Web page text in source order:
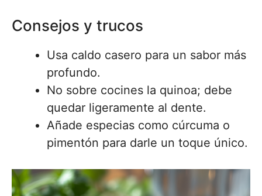
Consejos y trucos
Usa caldo casero para un sabor más
profundo.
No sobre cocines la quinoa; debe
quedar ligeramente al dente.
Añade especias como cúrcuma o
pimentón para darle un toque único.